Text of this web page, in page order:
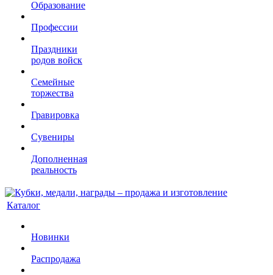
Образование
Профессии
Праздники
родов войск
Семейные
торжества
Гравировка
Сувениры
Дополненная
реальность
Каталог
Новинки
Распродажа